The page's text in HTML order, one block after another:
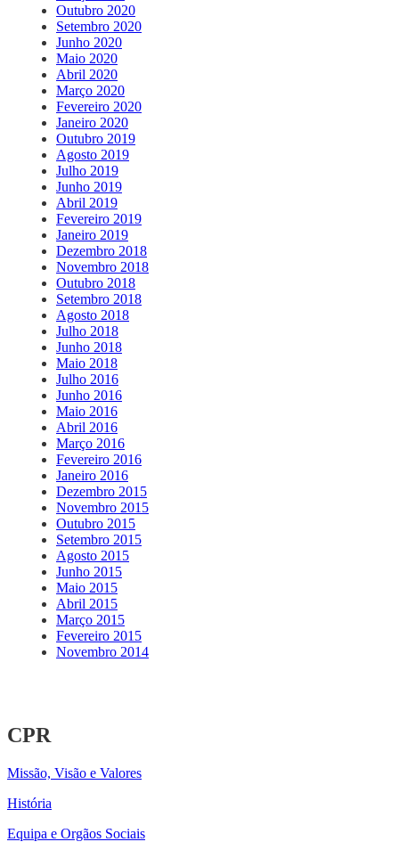
Outubro 2020
Setembro 2020
Junho 2020
Maio 2020
Abril 2020
Março 2020
Fevereiro 2020
Janeiro 2020
Outubro 2019
Agosto 2019
Julho 2019
Junho 2019
Abril 2019
Fevereiro 2019
Janeiro 2019
Dezembro 2018
Novembro 2018
Outubro 2018
Setembro 2018
Agosto 2018
Julho 2018
Junho 2018
Maio 2018
Julho 2016
Junho 2016
Maio 2016
Abril 2016
Março 2016
Fevereiro 2016
Janeiro 2016
Dezembro 2015
Novembro 2015
Outubro 2015
Setembro 2015
Agosto 2015
Junho 2015
Maio 2015
Abril 2015
Março 2015
Fevereiro 2015
Novembro 2014
CPR
Missão, Visão e Valores
História
Equipa e Orgãos Sociais